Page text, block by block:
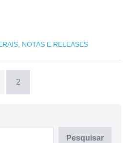
NOTAS E RELEASES
2
Pesquisar